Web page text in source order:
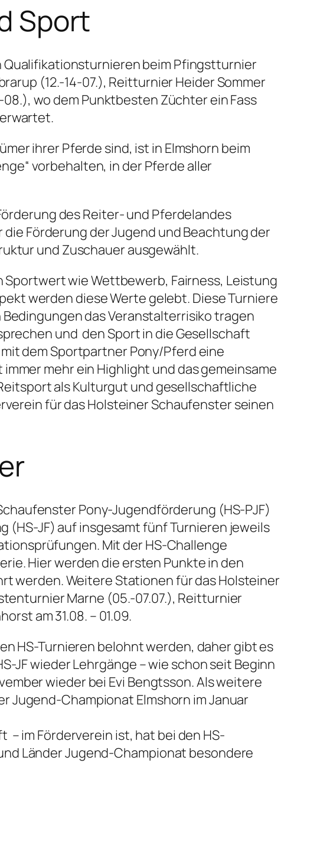
Sport
beim Pfingstturnier
(12.-14-07.), Reitturnier Heider Sommer
wo dem Punktbesten Züchter ein Fass
ihrer Pferde sind, ist in Elmshorn beim
vorbehalten, in der Pferde aller
des Reiter- und Pferdelandes
Förderung der Jugend und Beachtung der
und Zuschauer ausgewählt.
Sportwert wie Wettbewerb, Fairness, Leistung
werden diese Werte gelebt. Diese Turniere
das Veranstalterrisiko tragen
und den Sport in die Gesellschaft
dem Sportpartner Pony/Pferd eine
mehr ein Highlight und das gemeinsame
als Kulturgut und gesellschaftliche
für das Holsteiner Schaufenster seinen
Pony-Jugendförderung (HS-PJF)
(HS-JF) auf insgesamt fünf Turnieren jeweils
Mit der HS-Challenge
Hier werden die ersten Punkte in den
werden. Weitere Stationen für das Holsteiner
Marne (05.-07.07.), Reitturnier
am 31.08. – 01.09.
HS-Turnieren belohnt werden, daher gibt es
JF wieder Lehrgänge – wie schon seit Beginn
wieder bei Evi Bengtsson. Als weitere
Jugend-Championat Elmshorn im Januar
– im Förderverein ist, hat bei den HS-
Länder Jugend-Championat besondere